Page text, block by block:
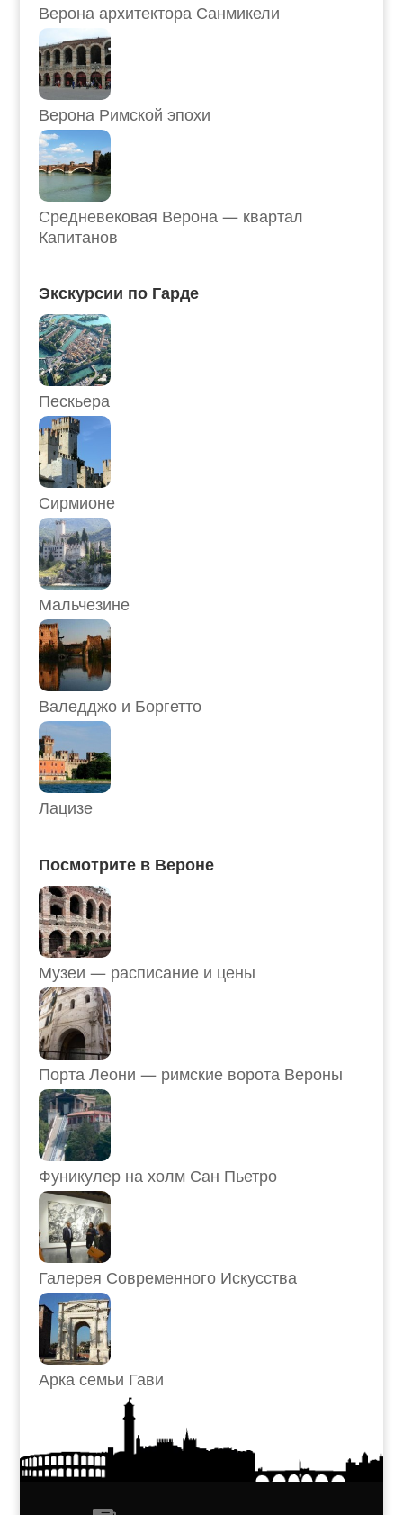
Верона архитектора Санмикели
Верона Римской эпохи
Средневековая Верона — квартал
Капитанов
Экскурсии по Гарде
Пескьера
Сирмионе
Мальчезине
Валедджо и Боргетто
Лацизе
Посмотрите в Вероне
Музеи — расписание и цены
Порта Леони — римские ворота Вероны
Фуникулер на холм Сан Пьетро
Галерея Современного Искусства
Арка семьи Гави